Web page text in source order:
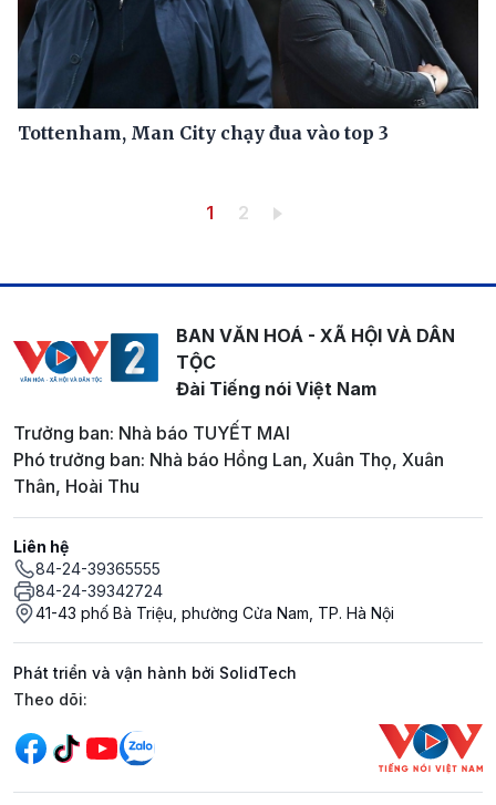
Tottenham, Man City chạy đua vào top 3
Trang hiện thời
1 Trang
2
BAN VĂN HOÁ - XÃ HỘI VÀ DÂN
TỘC
Đài Tiếng nói Việt Nam
Trưởng ban: Nhà báo TUYẾT MAI
Phó trưởng ban: Nhà báo Hồng Lan, Xuân Thọ, Xuân
Thân, Hoài Thu
Liên hệ
84-24-39365555
84-24-39342724
41-43 phố Bà Triệu, phường Cửa Nam, TP. Hà Nội
Phát triển và vận hành bởi SolidTech
Mạng xã hội
Theo dõi: